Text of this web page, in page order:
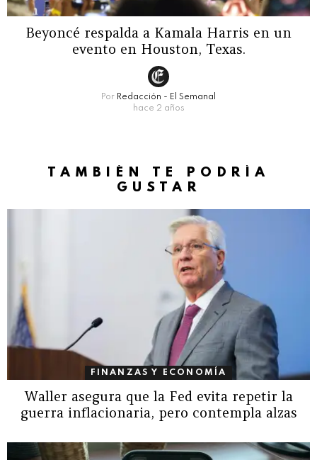
Beyoncé respalda a Kamala Harris en un
evento en Houston, Texas.
Por Redacción - El Semanal
hace 2 años
TAMBIÉN TE PODRÍA
GUSTAR
FINANZAS Y ECONOMÍA
Waller asegura que la Fed evita repetir la
guerra inflacionaria, pero contempla alzas